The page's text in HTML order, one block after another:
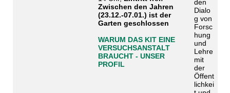
Zwischen den Jahren
(23.12.-07.01.) ist der
Garten geschlossen
WARUM DAS KIT EINE
VERSUCHSANSTALT
BRAUCHT - UNSER
PROFIL
den
Dialo
g von
Forsc
hung
und
Lehre
mit
der
Öffent
lichkei